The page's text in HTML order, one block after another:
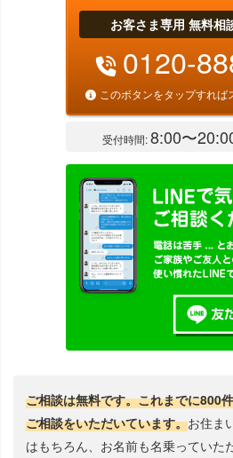
お客さま専用 無料相
0120-
このボタンをタップすれば
受付時間:8:00〜
ご相談は無料です。これまでに800
ご相談をいただいています。お住ま
はもちろん、お名前も名乗っていた